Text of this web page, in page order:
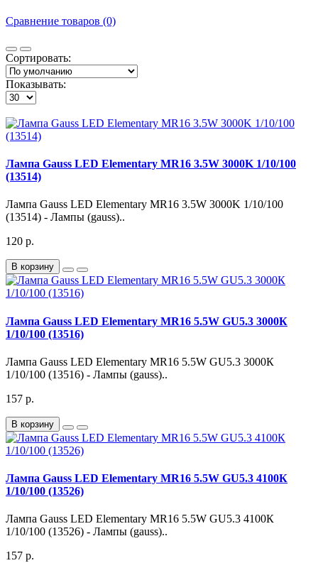
Сравнение товаров (0)
Сортировать:
Показывать:
Лампа Gauss LED Elementary MR16 3.5W 3000K 1/10/100
(13514)
Лампа Gauss LED Elementary MR16 3.5W 3000K 1/10/100
(13514) - Лампы (gauss)..
120 р.
В корзину
Лампа Gauss LED Elementary MR16 5.5W GU5.3 3000К
1/10/100 (13516)
Лампа Gauss LED Elementary MR16 5.5W GU5.3 3000К
1/10/100 (13516) - Лампы (gauss)..
157 р.
В корзину
Лампа Gauss LED Elementary MR16 5.5W GU5.3 4100К
1/10/100 (13526)
Лампа Gauss LED Elementary MR16 5.5W GU5.3 4100К
1/10/100 (13526) - Лампы (gauss)..
157 р.